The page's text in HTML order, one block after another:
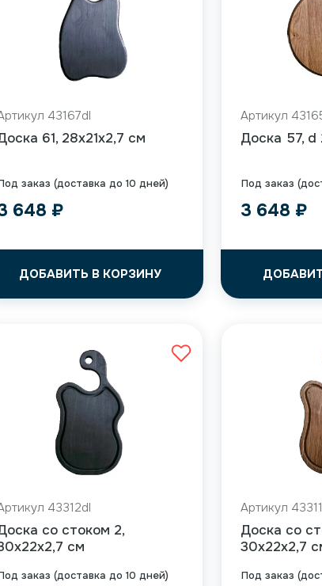
заказ (доставка до 10 дней)
43167dl
61, 28x21x2,7 см
648 ₽
ДОБАВИТЬ В КОРЗИНУ
Под заказ
Артикул
Доска 57, d
3 648 ₽
заказ (доставка до 10 дней)
43312dl
со стоком 2,
см
Под заказ
Артикул
Доска со
30x22x2,7